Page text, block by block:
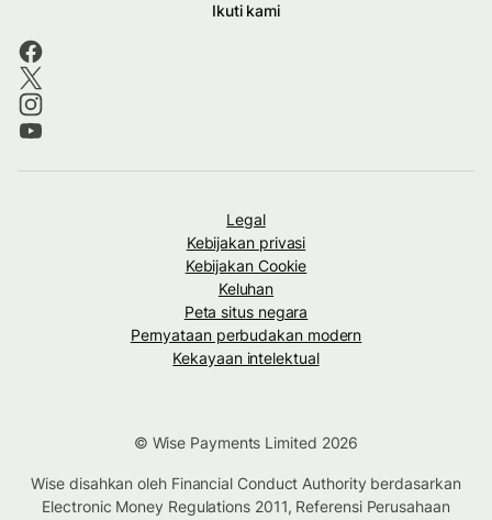
Ikuti kami
Legal
Kebijakan privasi
Kebijakan Cookie
Keluhan
Peta situs negara
Pernyataan perbudakan modern
Kekayaan intelektual
© Wise Payments Limited 2026
Wise disahkan oleh Financial Conduct Authority berdasarkan
Electronic Money Regulations 2011, Referensi Perusahaan